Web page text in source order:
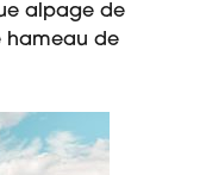
alpage de
hameau de